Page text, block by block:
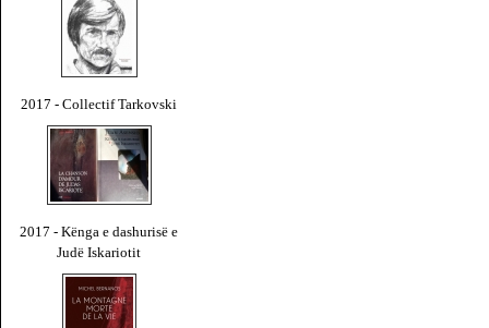
2017 - Collectif Tarkovski
2017 - Kënga e dashurisë e
Judë Iskariotit